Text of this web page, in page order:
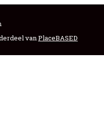
vanPlaceBASED